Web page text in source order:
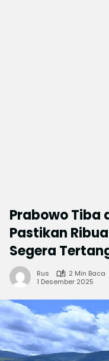
Prabowo Tiba
Pastikan
Segera
Rus
2 Min Baca
1 Desember 2025